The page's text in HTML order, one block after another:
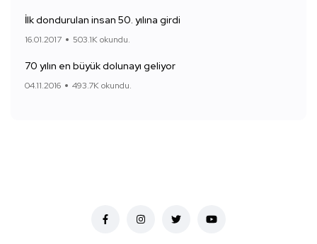
İlk dondurulan insan 50. yılına girdi
16.01.2017 503.1K okundu.
70 yılın en büyük dolunayı geliyor
04.11.2016 493.7K okundu.